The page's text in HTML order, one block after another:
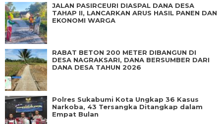
JALAN PASIRCEURI DIASPAL DANA DESA
TAHAP II, LANCARKAN ARUS HASIL PANEN DAN
EKONOMI WARGA
RABAT BETON 200 METER DIBANGUN DI
DESA NAGRAKSARI, DANA BERSUMBER DARI
DANA DESA TAHUN 2026
Polres Sukabumi Kota Ungkap 36 Kasus
Narkoba, 43 Tersangka Ditangkap dalam
Empat Bulan